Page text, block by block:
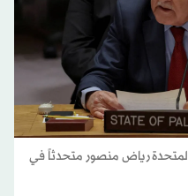
رياض منصور متحدثاً في